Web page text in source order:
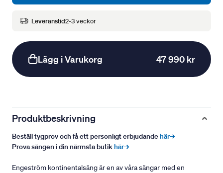
Leveranstid2-3 veckor
Lägg i Varukorg 47 990 kr
Produktbeskrivning
Beställ tygprov och få ett personligt erbjudandehär→
Prova sängen i din närmsta butikhär→
Engeström kontinentalsäng är en av våra sängar med en